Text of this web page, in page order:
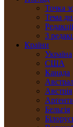
Точка
Тема
З
Країни
Україна
США
Канада
Австрія
Бельгія